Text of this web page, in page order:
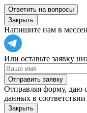
Ответить на вопросы
Закрыть
Напишите нам в
Или оставьте заявку
Отправить заявку
Отправляя форму, даю
данных в соответствии
Закрыть